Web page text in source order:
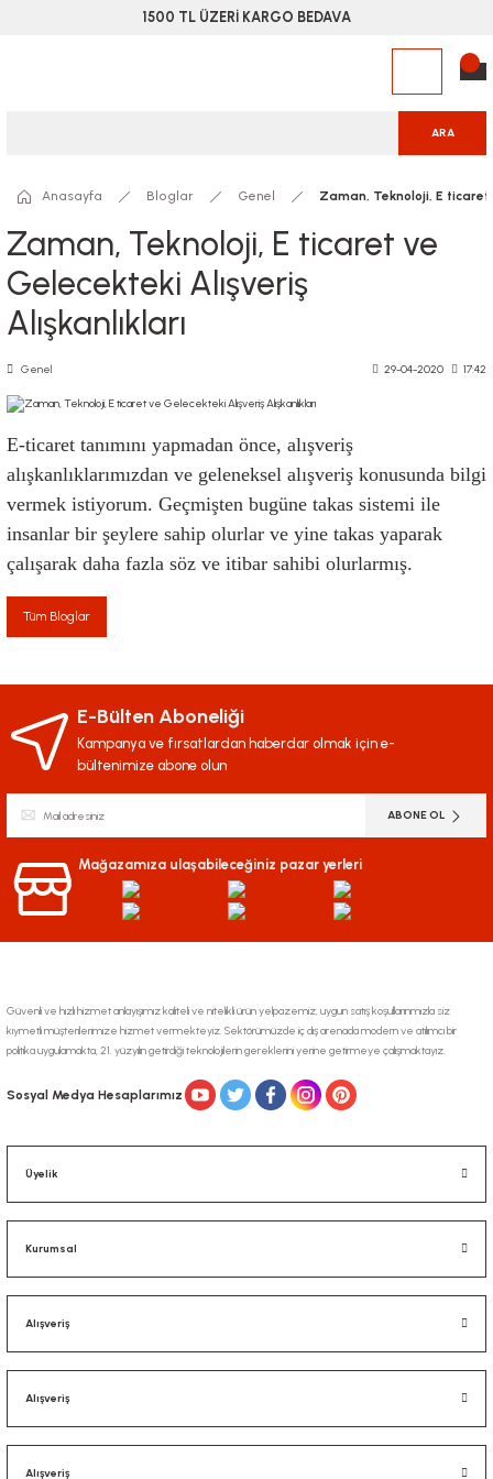
1500 TL ÜZERİ KARGO BEDAVA
ARA
Anasayfa Bloglar Genel Zaman, Teknoloji, E ticaret
Zaman, Teknoloji, E ticaret ve
Gelecekteki Alışveriş
Alışkanlıkları
Genel 29-04-2020 17:42
E-ticaret tanımını yapmadan önce, alışveriş
alışkanlıklarımızdan ve geleneksel alışveriş konusunda bilgi
vermek istiyorum. Geçmişten bugüne takas sistemi ile
insanlar bir şeylere sahip olurlar ve yine takas yaparak
çalışarak daha fazla söz ve itibar sahibi olurlarmış.
Tüm Bloglar
E-Bülten Aboneliği
Kampanya ve fırsatlardan haberdar olmak için e-
bültenimize abone olun
ABONE OL
Mağazamıza ulaşabileceğiniz pazar yerleri
Güvenli ve hızlı hizmet anlayışımız kaliteli ve nitelikli ürün yelpazemiz, uygun satış koşullarınmızla siz
kıymetli müşterilerimize hizmet vermekteyiz. Sektörümüzde iç dış arenada modern ve atılımcı bir
politika uygulamakta, 21. yüzyılın getirdiği teknolojilerin gereklerini yerine getirmeye çalışmaktayız.
Sosyal Medya Hesaplarımız
Üyelik
Kurumsal
Alışveriş
Alışveriş
Alışveriş